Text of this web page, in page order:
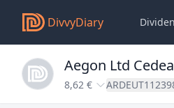
DivvyDiary
Aegon Ltd
8,62 €